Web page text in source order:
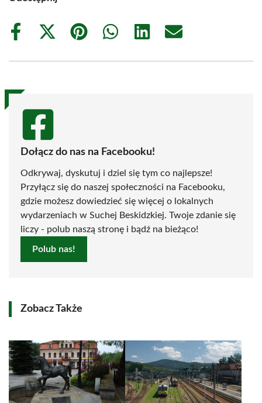
Share
Share
(Twitter)
Share
Share
Share
Share
Dołącz do nas na Facebooku!
Odkrywaj, dyskutuj i dziel się tym co najlepsze!
Przyłącz się do naszej społeczności na Facebooku,
gdzie możesz dowiedzieć się więcej o lokalnych
wydarzeniach w Suchej Beskidzkiej. Twoje zdanie się
liczy - polub naszą stronę i bądź na bieżąco!
Polub nas!
Zobacz Także